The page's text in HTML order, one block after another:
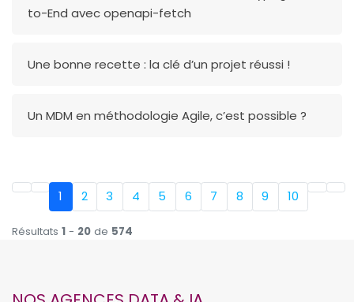
to-End avec openapi-fetch
Une bonne recette : la clé d’un projet réussi !
Un MDM en méthodologie Agile, c’est possible ?
1 2 3 4 5 6 7 8 9 10
Résultats 1 - 20 de 574